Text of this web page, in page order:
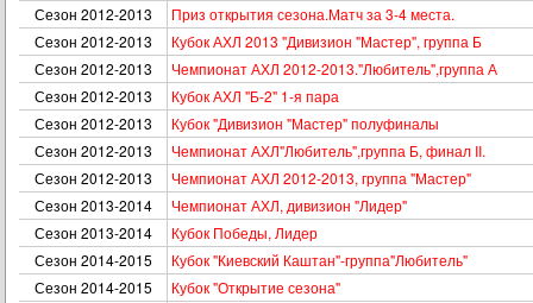
Сезон 2012-2013
Приз открытия сезона.Матч за 3-4 места.
Сезон 2012-2013
Кубок АХЛ 2013 "Дивизион "Мастер", группа Б
Сезон 2012-2013
Чемпионат АХЛ 2012-2013."Любитель",группа А
Сезон 2012-2013
Кубок АХЛ "Б-2" 1-я пара
Сезон 2012-2013
Кубок "Дивизион "Мастер" полуфиналы
Сезон 2012-2013
Чемпионат АХЛ"Любитель",группа Б, финал II.
Сезон 2012-2013
Чемпионат АХЛ 2012-2013, группа "Мастер"
Сезон 2013-2014
Чемпионат АХЛ, дивизион "Лидер"
Сезон 2013-2014
Кубок Победы, Лидер
Сезон 2014-2015
Кубок "Киевский Каштан"-группа"Любитель"
Сезон 2014-2015
Кубок "Открытие сезона"